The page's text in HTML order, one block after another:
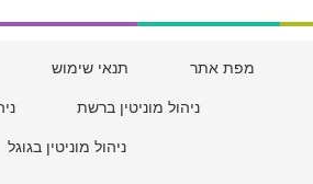
מפת אתר תנאי שימוש
ניהול מוניטין ברשת
ניהול מוניטין בגוגל